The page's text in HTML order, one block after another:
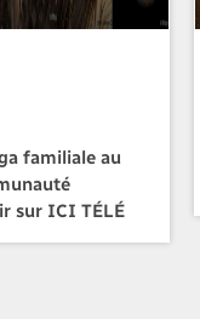
familiale au
sur ICI TÉLÉ